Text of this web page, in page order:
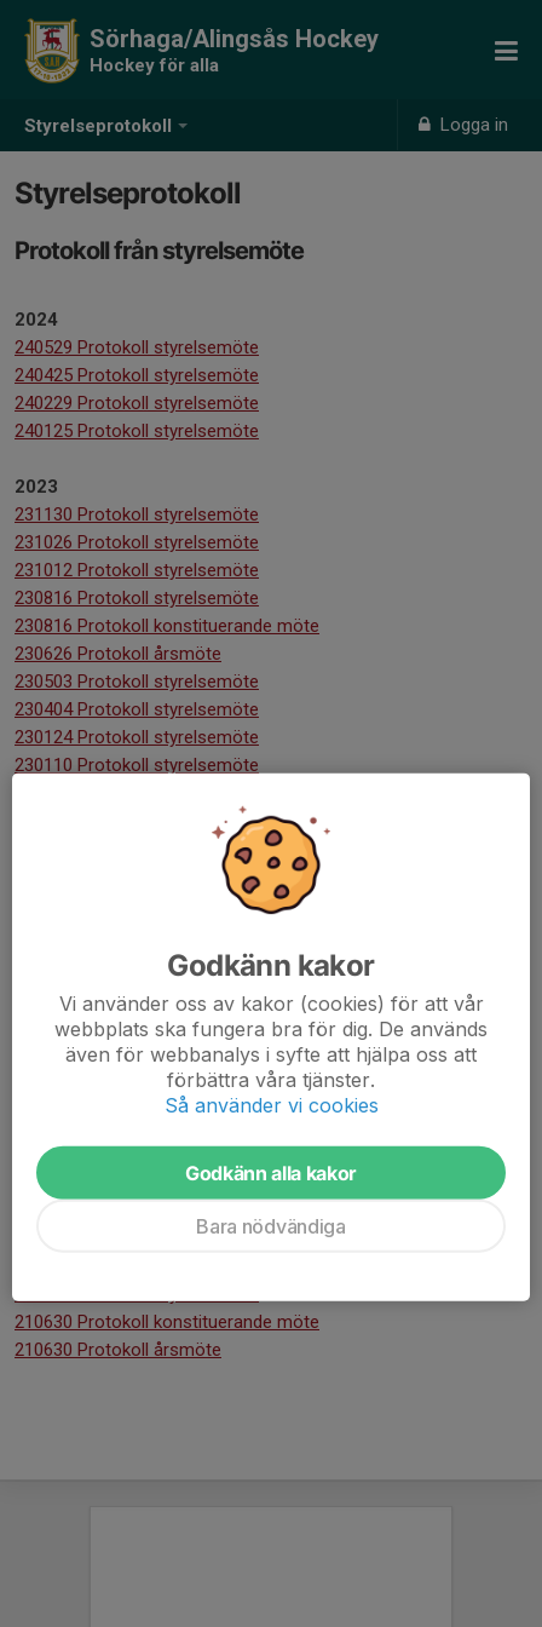
Styrelseprotokoll Logga in
Sörhaga/Alingsås Hockey
Hockey för alla
Styrelseprotokoll
Protokoll från styrelsemöte
2024
240529 Protokoll styrelsemöte
240425 Protokoll styrelsemöte
240229 Protokoll styrelsemöte
240125 Protokoll styrelsemöte
2023
231130 Protokoll styrelsemöte
231026 Protokoll styrelsemöte
231012 Protokoll styrelsemöte
230816 Protokoll styrelsemöte
230816 Protokoll konstituerande möte
230626 Protokoll årsmöte
230503 Protokoll styrelsemöte
230404 Protokoll styrelsemöte
230124 Protokoll styrelsemöte
230110 Protokoll styrelsemöte
221213 Protokoll styrelsemöte
221115 Protokoll styrelsemöte
220920 Protokoll styrelsemöte
220627 Protokoll årsmöte
220613 Protokoll styrelsemöte
220301 Protokoll styrelsemöte
220208 Protokoll styrelsemöte
2021
211215 Protokoll styrelsemöte
211011 Protokoll styrelsemöte
210630 Protokoll konstituerande möte
210630 Protokoll årsmöte
Godkänn kakor
Vi använder oss av kakor (cookies) för att vår
webbplats ska fungera bra för dig. De används
även för webbanalys i syfte att hjälpa oss att
förbättra våra tjänster.
Så använder vi cookies
Godkänn alla kakor
Bara nödvändiga